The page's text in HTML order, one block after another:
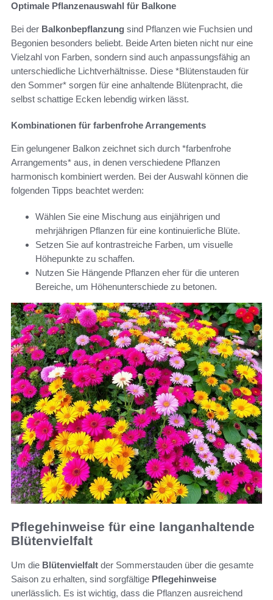
Optimale Pflanzenauswahl für Balkone
Bei der Balkonbepflanzung sind Pflanzen wie Fuchsien und
Begonien besonders beliebt. Beide Arten bieten nicht nur eine
Vielzahl von Farben, sondern sind auch anpassungsfähig an
unterschiedliche Lichtverhältnisse. Diese *Blütenstauden für
den Sommer* sorgen für eine anhaltende Blütenpracht, die
selbst schattige Ecken lebendig wirken lässt.
Kombinationen für farbenfrohe Arrangements
Ein gelungener Balkon zeichnet sich durch *farbenfrohe
Arrangements* aus, in denen verschiedene Pflanzen
harmonisch kombiniert werden. Bei der Auswahl können die
folgenden Tipps beachtet werden:
Wählen Sie eine Mischung aus einjährigen und
mehrjährigen Pflanzen für eine kontinuierliche Blüte.
Setzen Sie auf kontrastreiche Farben, um visuelle
Höhepunkte zu schaffen.
Nutzen Sie Hängende Pflanzen eher für die unteren
Bereiche, um Höhenunterschiede zu betonen.
Pflegehinweise für eine langanhaltende
Blütenvielfalt
Um die Blütenvielfalt der Sommerstauden über die gesamte
Saison zu erhalten, sind sorgfältige Pflegehinweise
unerlässlich. Es ist wichtig, dass die Pflanzen ausreichend